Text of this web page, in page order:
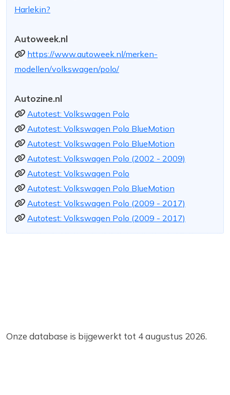
Harlekin?
Autoweek.nl
https://www.autoweek.nl/merken-
modellen/volkswagen/polo/
Autozine.nl
Autotest: Volkswagen Polo
Autotest: Volkswagen Polo BlueMotion
Autotest: Volkswagen Polo BlueMotion
Autotest: Volkswagen Polo (2002 - 2009)
Autotest: Volkswagen Polo
Autotest: Volkswagen Polo BlueMotion
Autotest: Volkswagen Polo (2009 - 2017)
Autotest: Volkswagen Polo (2009 - 2017)
Onze database is bijgewerkt tot 4 augustus 2026.